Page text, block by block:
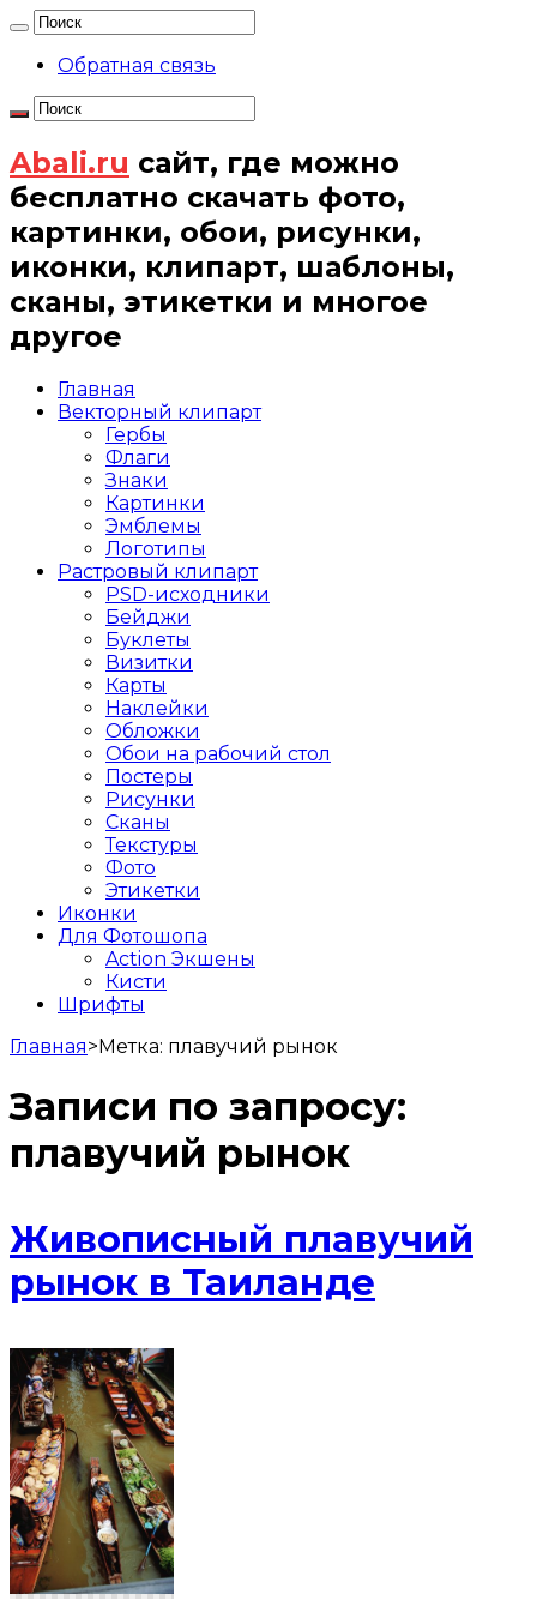
Обратная связь
Abali.ru сайт, где можно
бесплатно скачать фото,
картинки, обои, рисунки,
иконки, клипарт, шаблоны,
сканы, этикетки и многое
другое
Главная
Векторный клипарт
Гербы
Флаги
Знаки
Картинки
Эмблемы
Логотипы
Растровый клипарт
PSD-исходники
Бейджи
Буклеты
Визитки
Карты
Наклейки
Обложки
Обои на рабочий стол
Постеры
Рисунки
Сканы
Текстуры
Фото
Этикетки
Иконки
Для Фотошопа
Action Экшены
Кисти
Шрифты
Главная>Метка: плавучий рынок
Записи по запросу:
плавучий рынок
Живописный плавучий
рынок в Таиланде